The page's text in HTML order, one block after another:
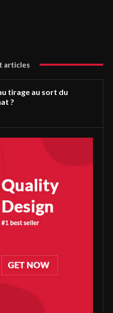
articles
tirage au sort du
?